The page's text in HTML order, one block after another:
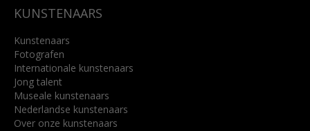
KUNSTENAARS
Kunstenaars
Fotografen
Internationale kunstenaars
Jong talent
Museale kunstenaars
Nederlandse kunstenaars
Over onze kunstenaars